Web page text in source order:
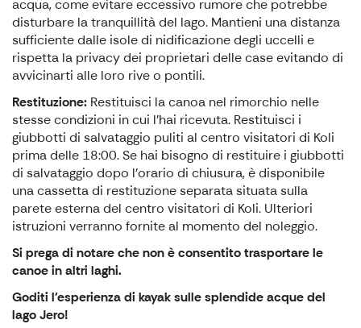
acqua, come evitare eccessivo rumore che potrebbe
disturbare la tranquillità del lago. Mantieni una distanza
sufficiente dalle isole di nidificazione degli uccelli e
rispetta la privacy dei proprietari delle case evitando di
avvicinarti alle loro rive o pontili.
Restituzione: Restituisci la canoa nel rimorchio nelle
stesse condizioni in cui l'hai ricevuta. Restituisci i
giubbotti di salvataggio puliti al centro visitatori di Koli
prima delle 18:00. Se hai bisogno di restituire i giubbotti
di salvataggio dopo l'orario di chiusura, è disponibile
una cassetta di restituzione separata situata sulla
parete esterna del centro visitatori di Koli. Ulteriori
istruzioni verranno fornite al momento del noleggio.
Si prega di notare che non è consentito trasportare le
canoe in altri laghi.
Goditi l'esperienza di kayak sulle splendide acque del
lago Jero!